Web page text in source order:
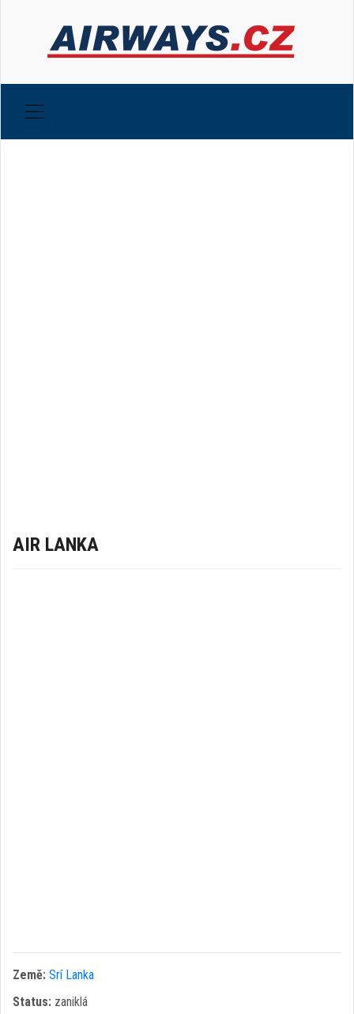
AIR LANKA
Země: Srí Lanka
Status: zaniklá